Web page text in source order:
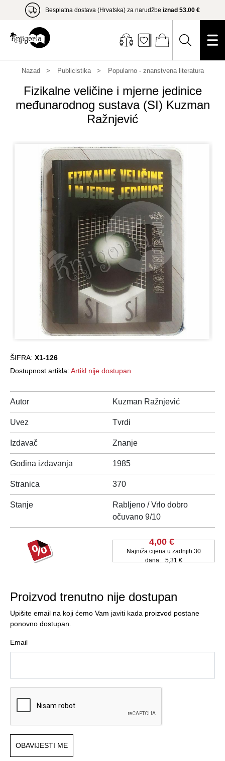
Besplatna dostava (Hrvatska) za narudžbe iznad 53.00 €
Nazad Publicistika Popularno - znanstvena literatura
Fizikalne veličine i mjerne jedinice
međunarodnog sustava (SI) Kuzman
Ražnjević
ŠIFRA: X1-126
Dostupnost artikla: Artikl nije dostupan
Autor Kuzman Ražnjević
Uvez Tvrdi
Izdavač Znanje
Godina izdavanja 1985
Stranica 370
Stanje
Rabljeno / Vrlo dobro
očuvano 9/10
4,00 €
Najniža cijena u zadnjih 30
dana:5,31 €
Proizvod trenutno nije dostupan
Upišite email na koji ćemo Vam javiti kada proizvod postane
ponovno dostupan.
Email
OBAVIJESTI ME